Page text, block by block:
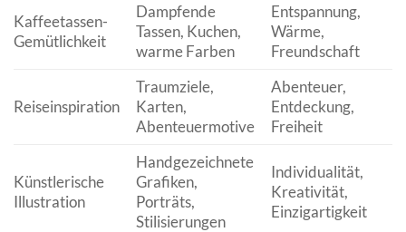
Kaffeetassen-
Gemütlichkeit
Dampfende
Tassen, Kuchen,
warme Farben
Entspannung,
Wärme,
Freundschaft
Reiseinspiration
Traumziele,
Karten,
Abenteuermotive
Abenteuer,
Entdeckung,
Freiheit
Künstlerische
Illustration
Handgezeichnete
Grafiken,
Porträts,
Stilisierungen
Individualität,
Kreativität,
Einzigartigkeit